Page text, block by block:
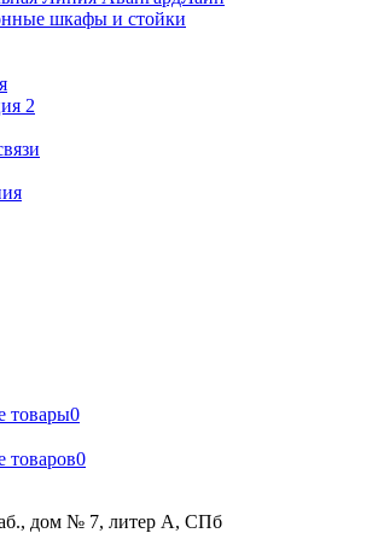
шкафы и стойки
2
товары0
товаров0
дом № 7, литер А, СПб